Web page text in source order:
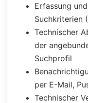
Erfassung
Suchkriterien
Technischer
der
Suchprofil
per E-Mail,
Technischer